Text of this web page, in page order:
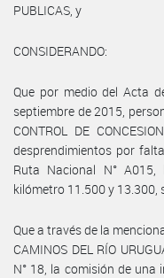
PUBLICAS, y
CONSIDERANDO:
Que por medio del Acta
septiembre de 2015,
CONTROL DE
desprendimientos por
Ruta Nacional N°
kilómetro 11.500 y 13.300,
Que a través de la
CAMINOS DEL RÍO
N° 18, la comisión de